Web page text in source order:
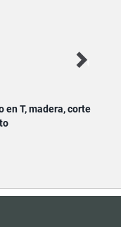
en T, madera, corte